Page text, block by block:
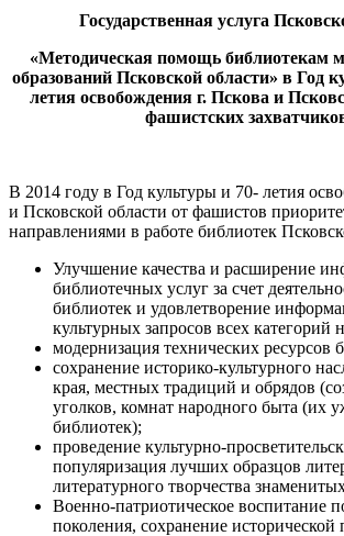
Государственная услуга
«Методическая помощь библиотекам
образований Псковской области» в Год
летия освобождения г. Пскова и
фашистских
В 2014 году в Год культуры и 70- летия
и Псковской области от фашистов
направлениями в работе библиотек
Улучшение качества и расширение
библиотечных услуг за счет
библиотек и удовлетворение
культурных запросов всех категорий
модернизация технических ресурсов
сохранение историко-культурного
края, местных традиций и обрядов
уголков, комнат народного быта (их
библиотек);
проведение культурно-
популяризация лучших образцов
литературного творчества
Военно-патриотическое воспитание
поколения, сохранение исторической